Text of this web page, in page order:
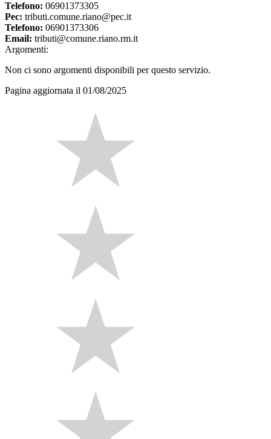
Telefono: 06901373305
Pec: tributi.comune.riano@pec.it
Telefono: 06901373306
Email: tributi@comune.riano.rm.it
Argomenti:
Non ci sono argomenti disponibili per questo servizio.
Pagina aggiornata il 01/08/2025